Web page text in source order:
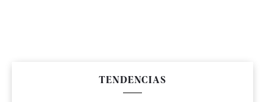
TENDENCIAS